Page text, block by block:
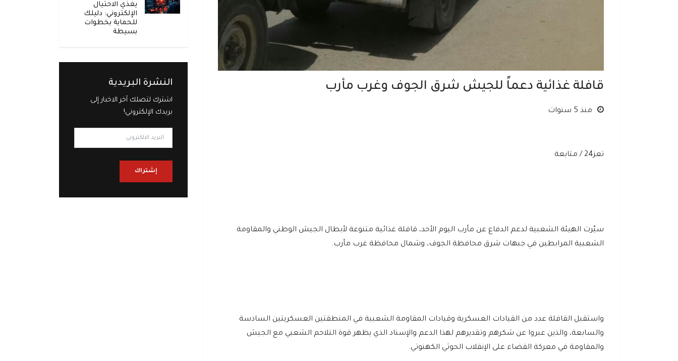
قافلة غذائية دعماً للجيش شرق الجوف وغرب مأرب
منذ 5 سنوات
تعز24 / متابعة
سيّرت الهيئة الشعبية لدعم الدفاع عن مأرب اليوم الأحد، قافلة غذائية متنوعة لأبطال الجيش الوطني والمقاومة
الشعبية المرابطين في جبهات شرق محافظة الجوف، وشمال محافظة غرب مأرب.
واستقبل القافلة عدد من القيادات العسكرية وقيادات المقاومة الشعبية في المنطقتين العسكريتين السادسة
والسابعة، والذين عبروا عن شكرهم وتقديرهم لهذا الدعم والإسناد الذي يظهر قوة التلاحم الشعبي مع الجيش
والمقاومة في معركة القضاء على الإنقلاب الحوثي الكهنوتي.
يغذي الاحتيال
الإلكتروني: دليلك
للحماية بخطوات
بسيطة
النشرة البريدية
اشترك لتصلك آخر الاخبار إلى
بريدك الإلكتروني!
إشتراك